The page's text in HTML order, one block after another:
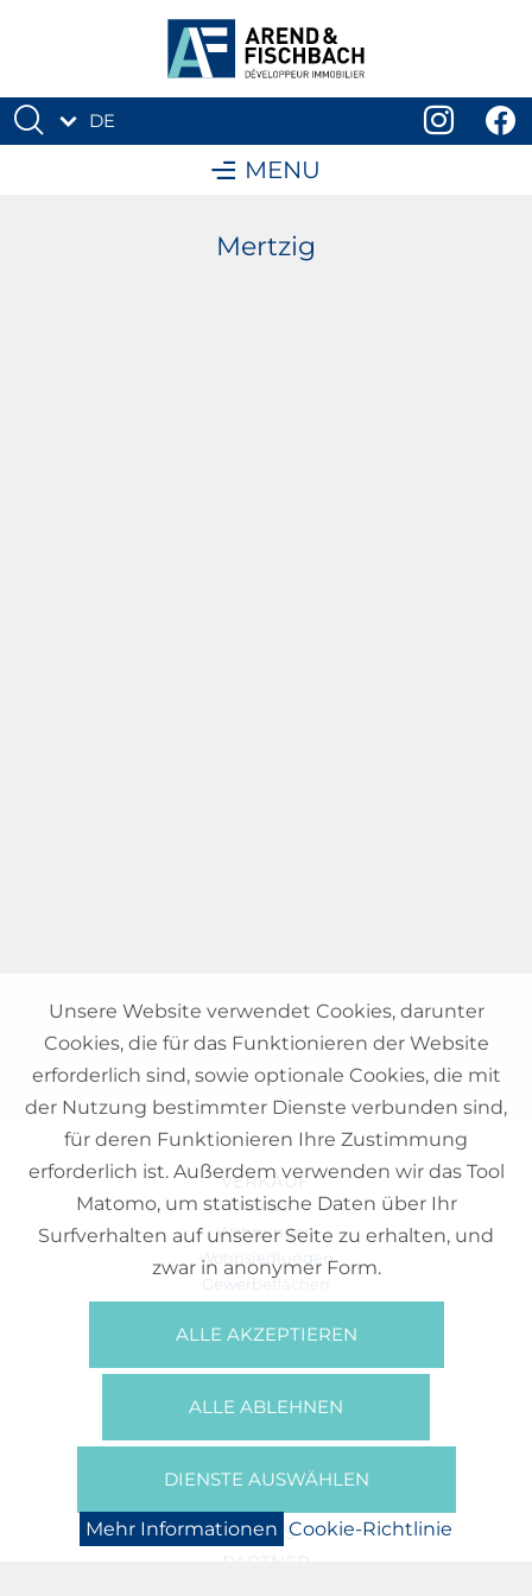
DE
MENU
Mertzig
VERKAUF
Häuser
Wohnungen
Wohnsiedlungen
Gewerbeflächen
Wer Sind Wir?
NEWS
PARTNER
Unsere Website verwendet Cookies, darunter
Cookies, die für das Funktionieren der Website
erforderlich sind, sowie optionale Cookies, die mit
der Nutzung bestimmter Dienste verbunden sind,
für deren Funktionieren Ihre Zustimmung
erforderlich ist. Außerdem verwenden wir das Tool
Matomo, um statistische Daten über Ihr
Surfverhalten auf unserer Seite zu erhalten, und
zwar in anonymer Form.
ALLE AKZEPTIEREN
ALLE ABLEHNEN
DIENSTE AUSWÄHLEN
Mehr Informationen Cookie-Richtlinie